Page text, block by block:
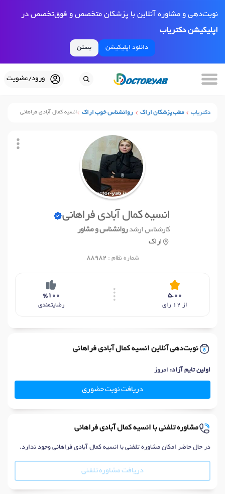
نوبت‌دهی و مشاوره آنلاین با پزشکان متخصص و فوق‌تخصص در
اپلیکیشن دکتریاب
دانلود اپلیکیشن بستن
ورود/عضویت
دکتریاب مطب پزشکان اراک روانشناس خوب اراک انسیه کمال آبادی فراهانی
نوبت آنلاینانسیه کمال آبادی فراهانی
کارشناس ارشدروانشناس و مشاور
اراک
شماره نظام : 88982
5.00
از 12 رای
%100
رضایتمندی
نوبت‌دهی آنلاین انسیه کمال آبادی فراهانی
اولین تایم آزاد: امروز
دریافت نوبت حضوری
مشاوره تلفنی با انسیه کمال آبادی فراهانی
در حال حاضر امکان مشاوره تلفنی با انسیه کمال آبادی فراهانی وجود ندارد.
دریافت مشاوره تلفنی